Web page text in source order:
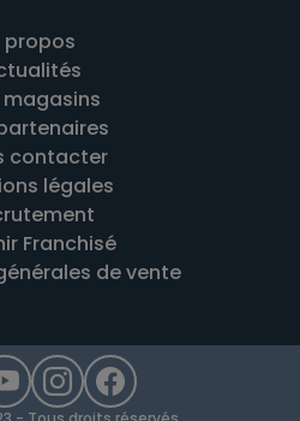
propos
magasins
contacter
légales
Franchisé
de vente